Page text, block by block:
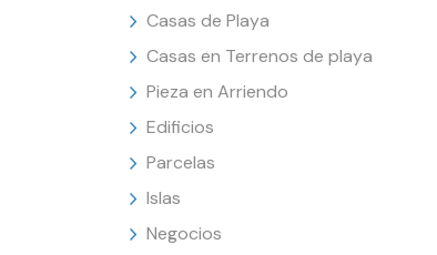
Casas de Playa
Casas en Terrenos de playa
Pieza en Arriendo
Edificios
Parcelas
Islas
Negocios